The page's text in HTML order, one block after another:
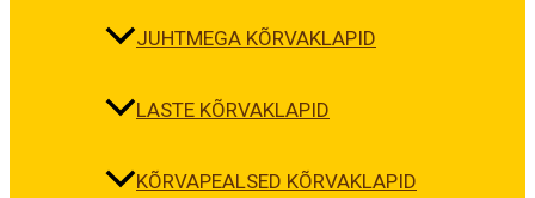
JUHTMEGA KÕRVAKLAPID
LASTE KÕRVAKLAPID
KÕRVAPEALSED KÕRVAKLAPID